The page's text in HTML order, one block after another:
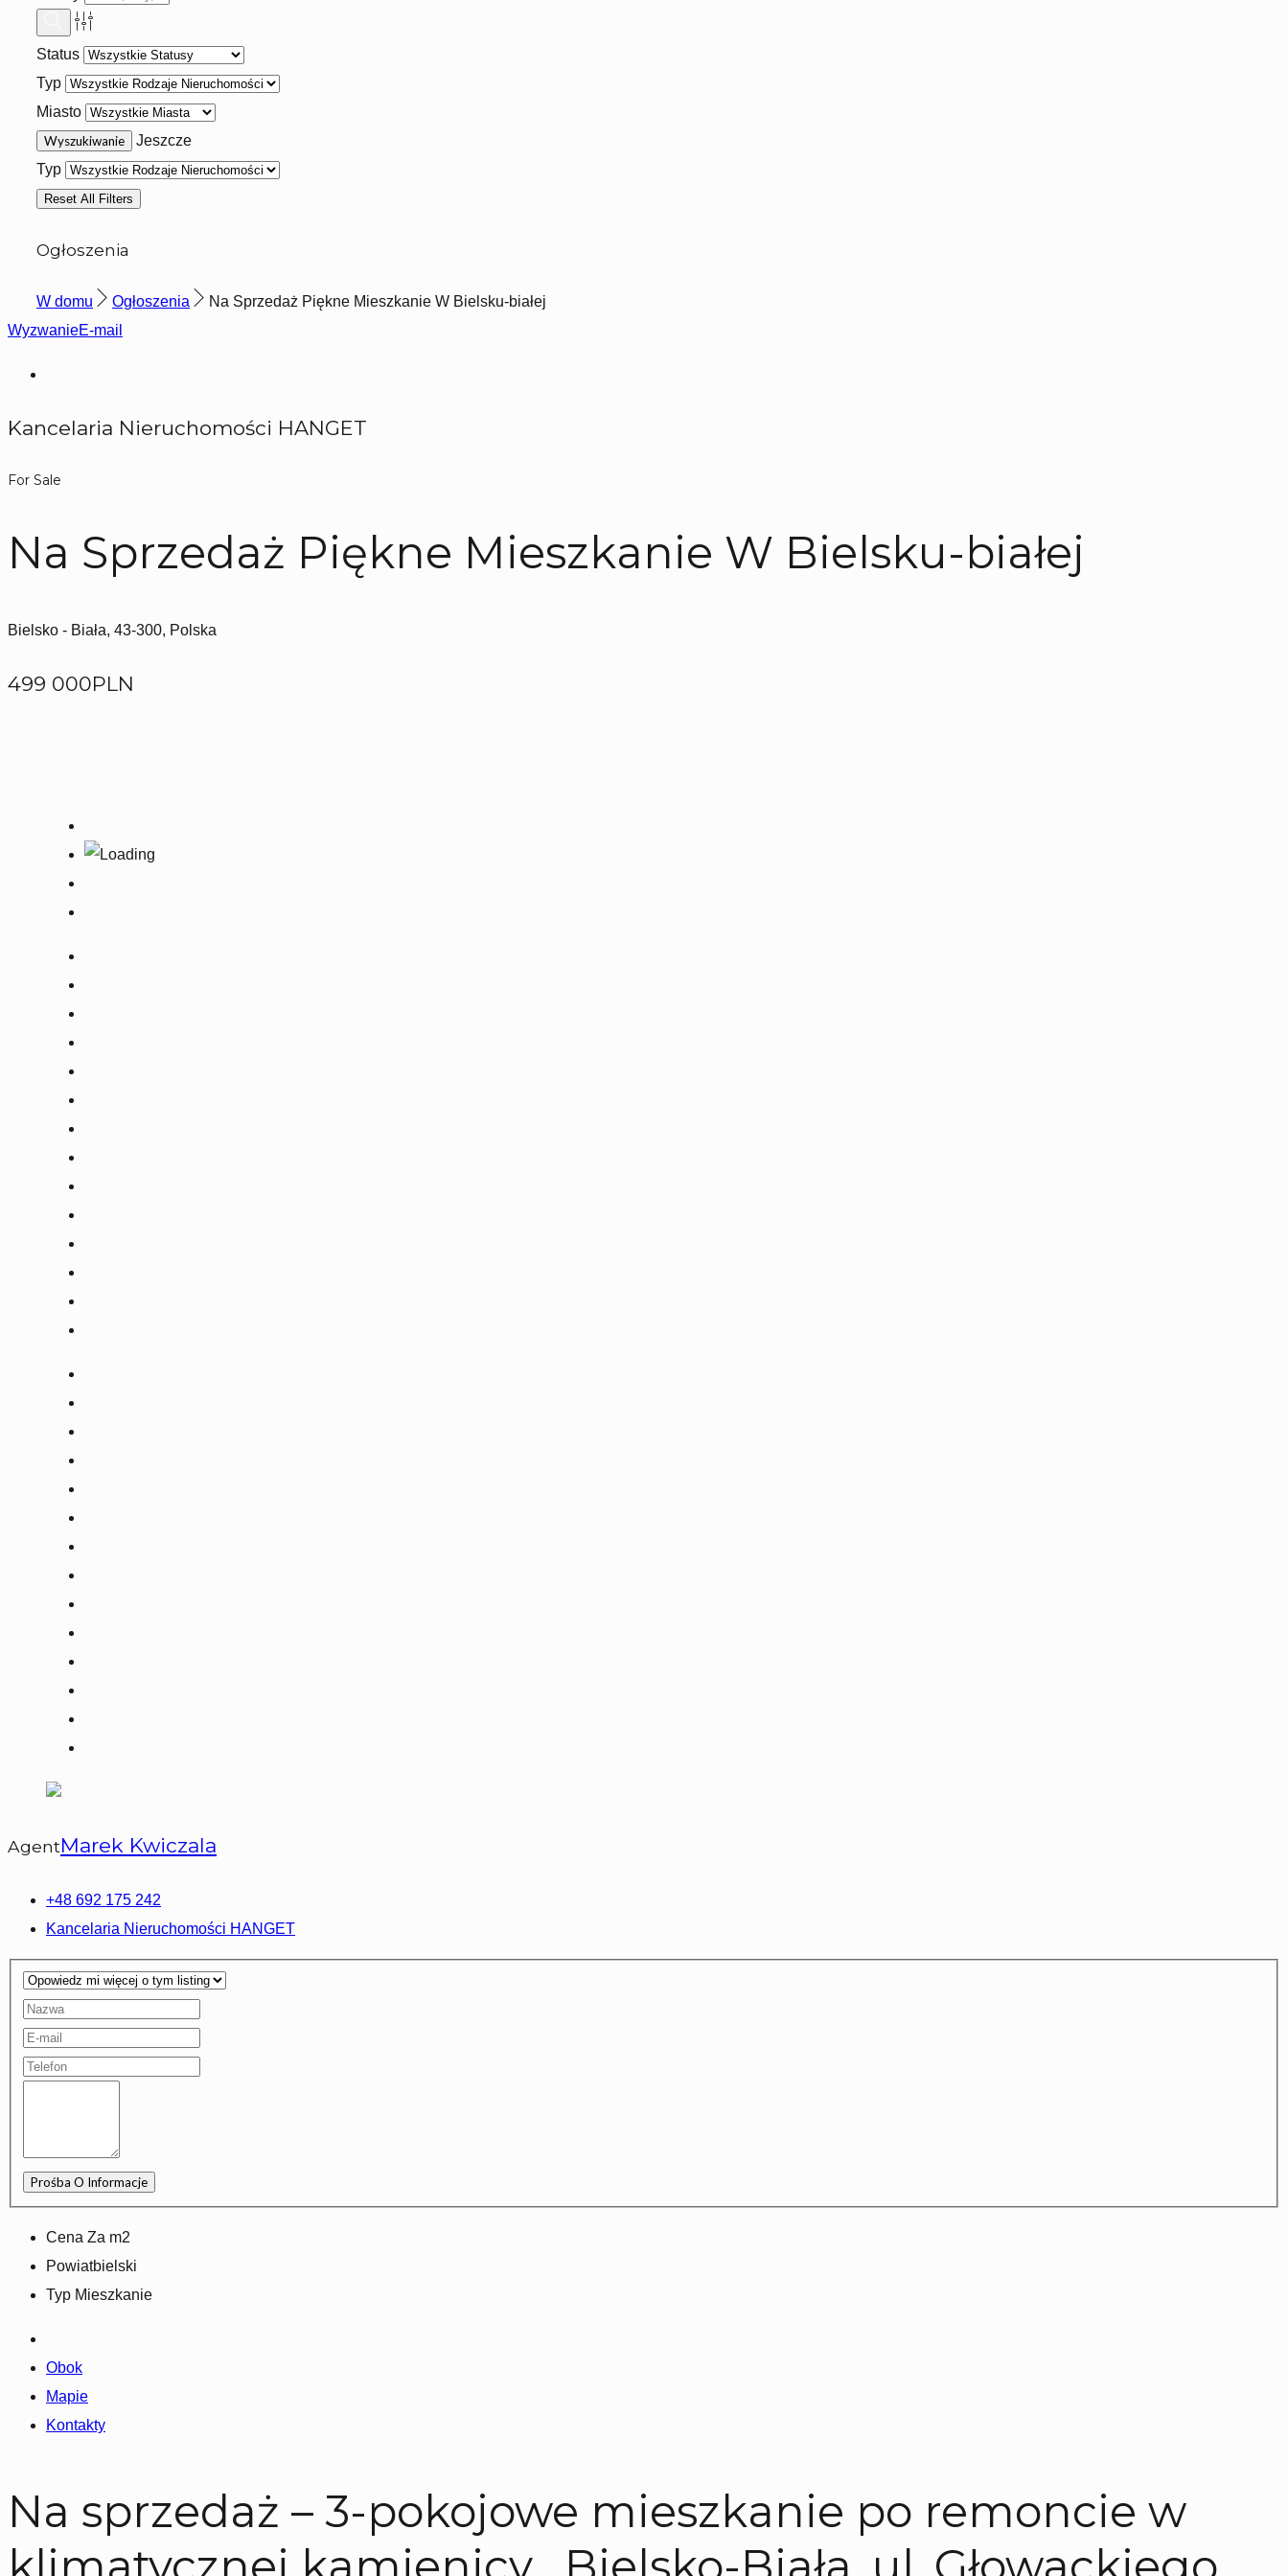
Status
Typ
Miasto
Jeszcze
Typ
Reset All Filters
Ogłoszenia
W domu Ogłoszenia
Na Sprzedaż Piękne Mieszkanie W Bielsku-białej
WyzwanieE-mail
Kancelaria Nieruchomości HANGET
For Sale
Na Sprzedaż Piękne Mieszkanie W Bielsku-białej
Bielsko - Biała, 43-300, Polska
499 000PLN
AgentMarek Kwiczala
+48 692 175 242
Kancelaria Nieruchomości HANGET
Cena Za m2
Powiatbielski
Typ Mieszkanie
Obok
Mapie
Kontakty
Na sprzedaż – 3-pokojowe mieszkanie po remoncie w